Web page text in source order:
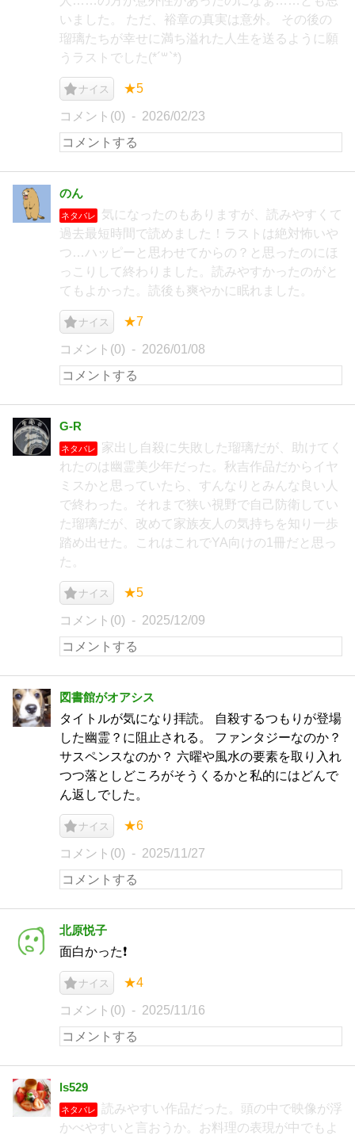
いました。 ただ、裕章の真実は意外。 その後の
瑠璃たちが幸せに満ち溢れた人生を送るように願
うラストでした(*´꒳`*)
ナイス ★5
コメント(0) 2026/02/23
のん
ネタバレ
気になったのもありますが、読みやすくて
過去最短時間で読めました！ラストは絶対怖いや
つ…ハッピーと思わせてからの？と思ったのにほ
っこりして終わりました。読みやすかったのがと
てもよかった。読後も爽やかに眠れました。
ナイス ★7
コメント(0) 2026/01/08
G-R
ネタバレ
家出し自殺に失敗した瑠璃だが、助けてく
れたのは幽霊美少年だった。秋吉作品だからイヤ
ミスかと思っていたら、すんなりとみんな良い人
で終わった。それまで狭い視野で自己防衛してい
た瑠璃だが、改めて家族友人の気持ちを知り一歩
踏め出せた。これはこれでYA向けの1冊だと思っ
た。
ナイス ★5
コメント(0) 2025/12/09
図書館がオアシス
タイトルが気になり拝読。 自殺するつもりが登場
した幽霊？に阻止される。 ファンタジーなのか？
サスペンスなのか？ 六曜や風水の要素を取り入れ
つつ落としどころがそうくるかと私的にはどんで
ん返しでした。
ナイス ★6
コメント(0) 2025/11/27
北原悦子
面白かった❗️
ナイス ★4
コメント(0) 2025/11/16
ls529
ネタバレ
読みやすい作品だった。頭の中で映像が浮
かべやすいと言おうか。お料理の表現が中でもよ